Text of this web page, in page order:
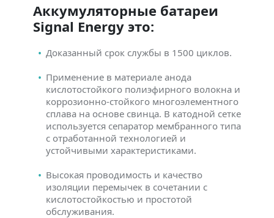
Аккумуляторные батареи
Signal Energy это:
Доказанный срок службы в 1500 циклов.
Применение в материале анода
кислотостойкого полиэфирного волокна и
коррозионно-стойкого многоэлементного
сплава на основе свинца. В катодной сетке
используется сепаратор мембранного типа
с отработанной технологией и
устойчивыми характеристиками.
Высокая проводимость и качество
изоляции перемычек в сочетании с
кислотостойкостью и простотой
обслуживания.